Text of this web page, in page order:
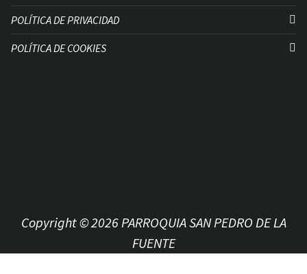
POLÍTICA DE PRIVACIDAD
POLÍTICA DE COOKIES
Copyright © 2026 PARROQUIA SAN PEDRO DE LA
FUENTE